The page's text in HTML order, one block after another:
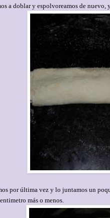
a doblar y espolvoreamos de nuevo,
por última vez y lo juntamos un
más o menos.